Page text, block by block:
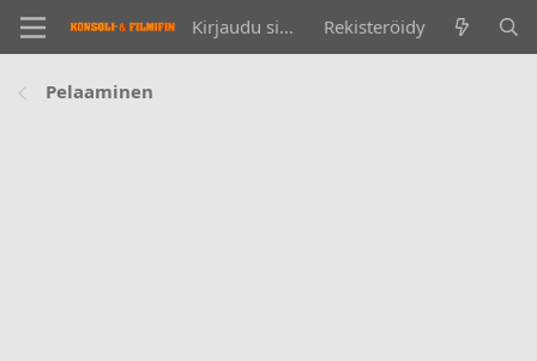
Kirjaudu sisään Rekisteröidy
Pelaaminen